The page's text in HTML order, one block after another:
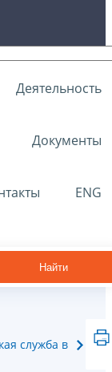
Деятельность
Документы
ENG
Найти
служба в